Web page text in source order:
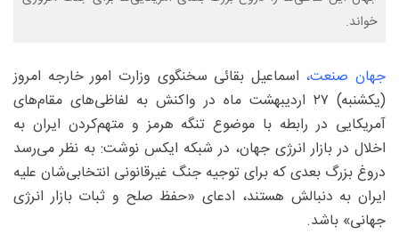
خواند.
جهان صنعت، اسماعیل بقائی سخنگوی وزارت امور خارجه امروز
(یکشنبه) ۲۷ اردیبهشت‌ ماه در واکنش به لفاظی‌های مقام‌های
آمریکایی در رابطه با موضوع تنگه هرمز و متهم‌کردن ایران به
اخلال در بازار انرژی جهان، در شبکه ایکس نوشت: به نظر می‌رسد
دروغ بزرگ بعدی که برای توجیه جنگ غیرقانونی انتخابی‌شان علیه
ایران به دنبالش هستند، ادعای «حفظ صلح و ثبات بازار انرژی
جهانی» باشد.